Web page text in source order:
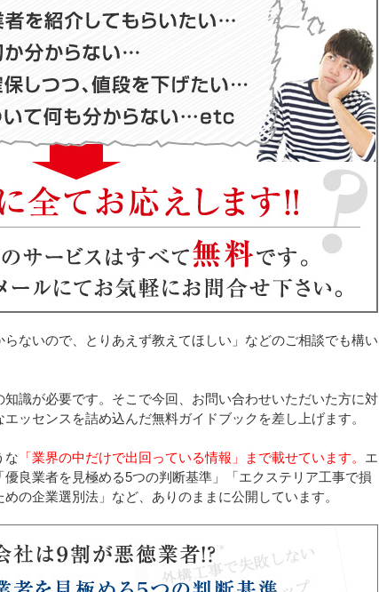
らないので、とりあえず教えてほしい」などのご相談でも構い
識が必要です。そこで今回、お問い合わせいただいた方に対
ッセンスを詰め込んだ無料ガイドブックを差し上げます。
な 「業界の中だけで出回っている情報」まで載せています。 エ
良業者を見極める5つの判断基準」「エクステリア工事で損
の企業選別法」など、ありのままに公開しています。